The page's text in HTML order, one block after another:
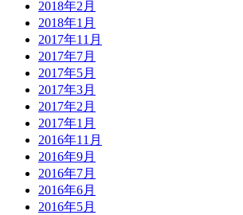
2018年2月
2018年1月
2017年11月
2017年7月
2017年5月
2017年3月
2017年2月
2017年1月
2016年11月
2016年9月
2016年7月
2016年6月
2016年5月